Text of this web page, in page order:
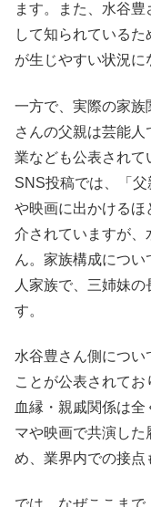
ます。また、水谷
して知られている
が生じやすい状況に
一方で、実際の家族
さんの父親は芸能
業なども公表されて
SNS投稿では、「
や映画に出かけるほ
介されていますが、
ん。家族構成につ
人家族で、三姉妹
す。
水谷豊さん側につい
ことが公表されて
血縁・親戚関係は
マや映画で共演した
め、業界内での接点